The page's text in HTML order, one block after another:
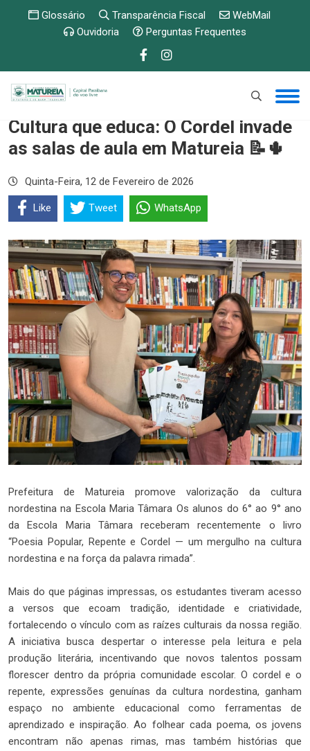
Glossário Transparência Fiscal
WebMail
Ouvidoria
Perguntas Frequentes
Cultura que educa: O Cordel invade
as salas de aula em Matureia 📝🌵
Quinta-Feira, 12 de Fevereiro de 2026
Like Tweet WhatsApp
Prefeitura de Matureia promove valorização da cultura
nordestina na Escola Maria Tâmara Os alunos do 6° ao 9° ano
da Escola Maria Tâmara receberam recentemente o livro
“Poesia Popular, Repente e Cordel — um mergulho na cultura
nordestina e na força da palavra rimada”.
Mais do que páginas impressas, os estudantes tiveram acesso
a versos que ecoam tradição, identidade e criatividade,
fortalecendo o vínculo com as raízes culturais da nossa região.
A iniciativa busca despertar o interesse pela leitura e pela
produção literária, incentivando que novos talentos possam
florescer dentro da própria comunidade escolar. O cordel e o
repente, expressões genuínas da cultura nordestina, ganham
espaço no ambiente educacional como ferramentas de
aprendizado e inspiração. Ao folhear cada poema, os jovens
encontram não apenas rimas, mas também histórias que